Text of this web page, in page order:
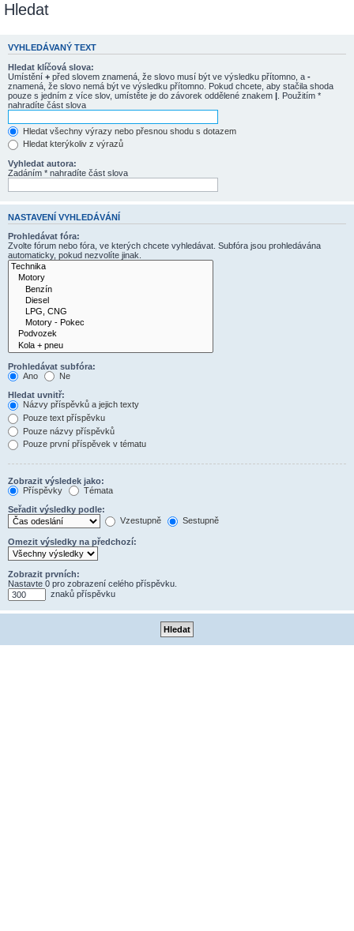
Hledat
VYHLEDÁVANÝ TEXT
Hledat klíčová slova:
Umístění + před slovem znamená, že slovo musí být ve výsledku přítomno, a -
znamená, že slovo nemá být ve výsledku přítomno. Pokud chcete, aby stačila shoda
pouze s jedním z více slov, umístěte je do závorek oddělené znakem | . Použitím *
nahradíte část slova
Hledat všechny výrazy nebo přesnou shodu s dotazem
Hledat kterýkoliv z výrazů
Vyhledat autora:
Zadáním * nahradíte část slova
NASTAVENÍ VYHLEDÁVÁNÍ
Prohledávat fóra:
Zvolte fórum nebo fóra, ve kterých chcete vyhledávat. Subfóra jsou prohledávána
automaticky, pokud nezvolíte jinak.
Prohledávat subfóra:
Ano
Ne
Hledat uvnitř:
Názvy příspěvků a jejich texty
Pouze text příspěvku
Pouze názvy příspěvků
Pouze první příspěvek v tématu
Zobrazit výsledek jako:
Příspěvky
Témata
Seřadit výsledky podle:
Vzestupně
Sestupně
Omezit výsledky na předchozí:
Zobrazit prvních:
Nastavte 0 pro zobrazení celého příspěvku.
znaků příspěvku